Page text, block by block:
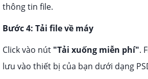
thông tin file.
Bước 4: Tải file về máy
Click vào nút "Tải xuống miễn phí".
lưu vào thiết bị của bạn dưới dạng